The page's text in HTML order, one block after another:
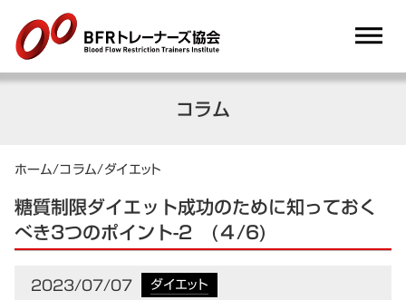
dehaze
コラム
ホーム/コラム/ダイエット
糖質制限ダイエット成功のために知っておく
べき3つのポイント-2 (４/6)
2023/07/07 ダイエット